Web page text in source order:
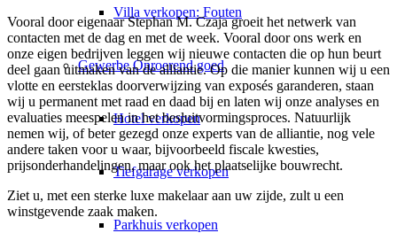
Villa verkopen: Fouten
GewerbeOnroerend goed
Hotel verkopen
Tiefgarage verkopen
Parkhuis verkopen
Vooral door eigenaar Stephan M. Czaja groeit het netwerk van
contacten met de dag en met de week. Vooral door ons werk en
onze eigen bedrijven leggen wij nieuwe contacten die op hun beurt
deel gaan uitmaken van de alliantie. Op die manier kunnen wij u een
vlotte en eersteklas doorverwijzing van exposés garanderen, staan
wij u permanent met raad en daad bij en laten wij onze analyses en
evaluaties meespelen in het besluitvormingsproces. Natuurlijk
nemen wij, of beter gezegd onze experts van de alliantie, nog vele
andere taken voor u waar, bijvoorbeeld fiscale kwesties,
prijsonderhandelingen, maar ook het plaatselijke bouwrecht.
Ziet u, met een sterke luxe makelaar aan uw zijde, zult u een
winstgevende zaak maken.